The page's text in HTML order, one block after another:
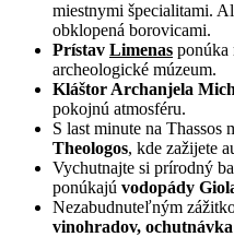
miestnymi špecialitami.
obklopená borovicami.
Prístav Limenas ponúka
archeologické múzeum.
Kláštor Archanjela
pokojnú atmosféru.
S last minute na Thassos
Theologos, kde zažijete
Vychutnajte si prírodný
ponúkajú vodopády
Nezabudnuteľným
vinohradov,